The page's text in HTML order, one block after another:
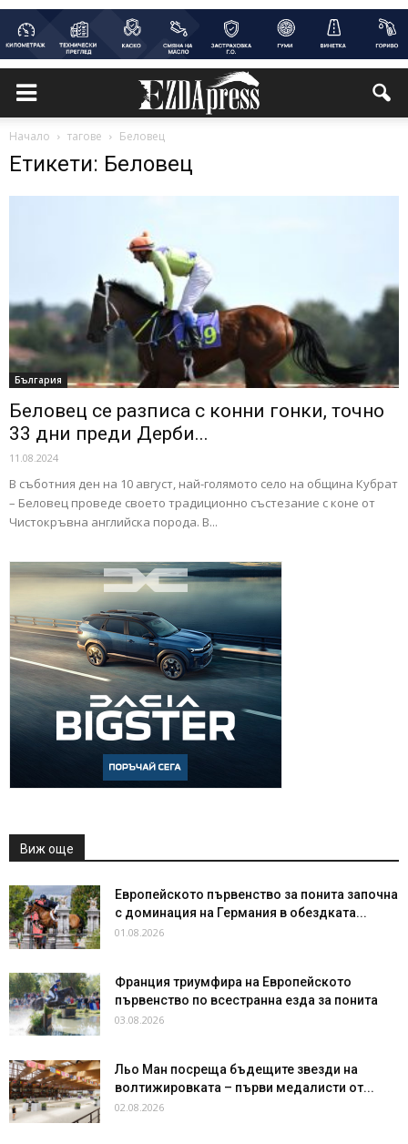
Начало тагове Беловец
Етикети: Беловец
България
Беловец се разписа с конни гонки, точно
33 дни преди Дерби...
11.08.2024
В съботния ден на 10 август, най-голямото село на община Кубрат
– Беловец проведе своето традиционно състезание с коне от
Чистокръвна английска порода. В...
Виж още
Европейското първенство за понита започна
с доминация на Германия в обездката...
01.08.2026
Франция триумфира на Европейското
първенство по всестранна езда за понита
03.08.2026
Льо Ман посреща бъдещите звезди на
волтижировката – първи медалисти от...
02.08.2026